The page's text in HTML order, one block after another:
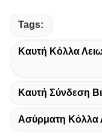
Tags:
Καυτή Κόλλα
Καυτή Σύνδεση
Ασύρματη Κόλλα